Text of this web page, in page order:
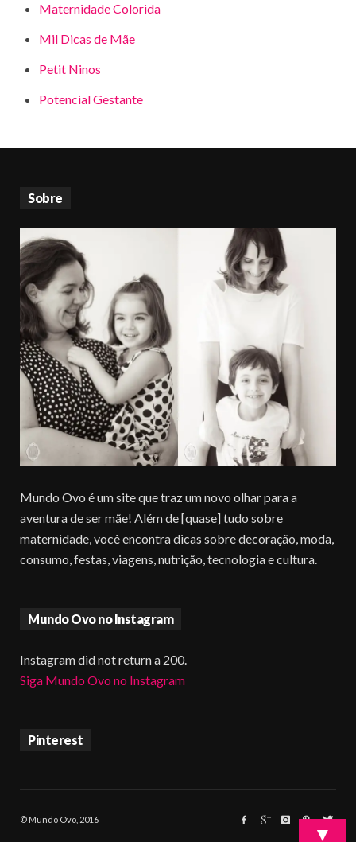
Maternidade Colorida
Mil Dicas de Mãe
Petit Ninos
Potencial Gestante
Sobre
Mundo Ovo é um site que traz um novo olhar para a
aventura de ser mãe! Além de [quase] tudo sobre
maternidade, você encontra dicas sobre decoração, moda,
consumo, festas, viagens, nutrição, tecnologia e cultura.
Mundo Ovo no Instagram
Instagram did not return a 200.
Siga Mundo Ovo no Instagram
Pinterest
© Mundo Ovo, 2016
▼